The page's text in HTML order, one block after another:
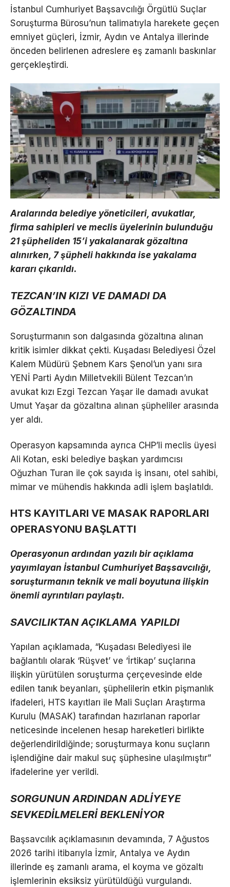
İstanbul Cumhuriyet Başsavcılığı Örgütlü Suçlar
Soruşturma Bürosu’nun talimatıyla harekete geçen
emniyet güçleri, İzmir, Aydın ve Antalya illerinde
önceden belirlenen adreslere eş zamanlı baskınlar
gerçekleştirdi.
Aralarında belediye yöneticileri, avukatlar,
firma sahipleri ve meclis üyelerinin bulunduğu
21 şüpheliden 15’i yakalanarak gözaltına
alınırken, 7 şüpheli hakkında ise yakalama
kararı çıkarıldı.
TEZCAN’IN KIZI VE DAMADI DA
GÖZALTINDA
Soruşturmanın son dalgasında gözaltına alınan
kritik isimler dikkat çekti. Kuşadası Belediyesi Özel
Kalem Müdürü Şebnem Kars Şenol’un yanı sıra
YENİ Parti Aydın Milletvekili Bülent Tezcan’ın
avukat kızı Ezgi Tezcan Yaşar ile damadı avukat
Umut Yaşar da gözaltına alınan şüpheliler arasında
yer aldı.
Operasyon kapsamında ayrıca CHP’li meclis üyesi
Ali Kotan, eski belediye başkan yardımcısı
Oğuzhan Turan ile çok sayıda iş insanı, otel sahibi,
mimar ve mühendis hakkında adli işlem başlatıldı.
HTS KAYITLARI VE MASAK RAPORLARI
OPERASYONU BAŞLATTI
Operasyonun ardından yazılı bir açıklama
yayımlayan İstanbul Cumhuriyet Başsavcılığı,
soruşturmanın teknik ve mali boyutuna ilişkin
önemli ayrıntıları paylaştı.
SAVCILIKTAN AÇIKLAMA YAPILDI
Yapılan açıklamada, “Kuşadası Belediyesi ile
bağlantılı olarak ‘Rüşvet’ ve ‘İrtikap’ suçlarına
ilişkin yürütülen soruşturma çerçevesinde elde
edilen tanık beyanları, şüphelilerin etkin pişmanlık
ifadeleri, HTS kayıtları ile Mali Suçları Araştırma
Kurulu (MASAK) tarafından hazırlanan raporlar
neticesinde incelenen hesap hareketleri birlikte
değerlendirildiğinde; soruşturmaya konu suçların
işlendiğine dair makul suç şüphesine ulaşılmıştır”
ifadelerine yer verildi.
SORGUNUN ARDINDAN ADLİYEYE
SEVKEDİLMELERİ BEKLENİYOR
Başsavcılık açıklamasının devamında, 7 Ağustos
2026 tarihi itibarıyla İzmir, Antalya ve Aydın
illerinde eş zamanlı arama, el koyma ve gözaltı
işlemlerinin eksiksiz yürütüldüğü vurgulandı.